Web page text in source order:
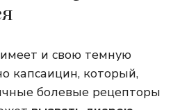
и свою темную
капсаицин, который,
болевые рецепторы